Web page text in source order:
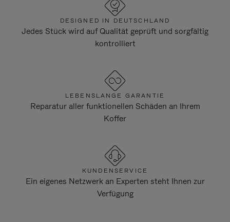
DESIGNED IN DEUTSCHLAND
Jedes Stück wird auf Qualität geprüft und sorgfältig
kontrolliert
LEBENSLANGE GARANTIE
Reparatur aller funktionellen Schäden an Ihrem
Koffer
KUNDENSERVICE
Ein eigenes Netzwerk an Experten steht Ihnen zur
Verfügung